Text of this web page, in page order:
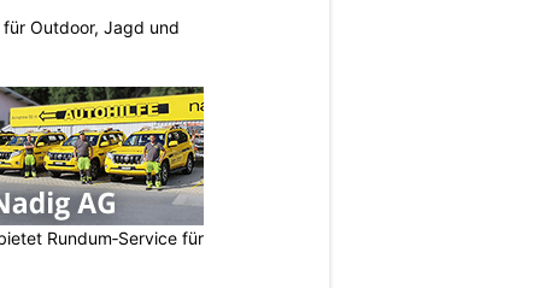
Outdoor, Jagd und
Rundum‑Service für